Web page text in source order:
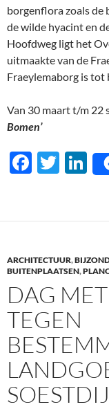
borgenflora zoals de
de wilde hyacint en
Hoofdweg ligt het
uitmaakte van de
Fraeylemaborg is tot
Van 30 maart t/m 22
Bomen’
F
b
o
o
k
T
er
Li
n
e
dI
n
ARCHITECTUUR,
BUITENPLAATSEN,
DAG
TEGEN